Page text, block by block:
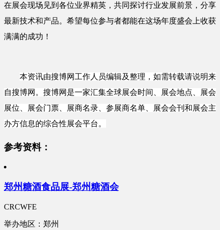
在展会现场见到各位业界精英，共同探讨行业发展前景，分享
最新技术和产品。希望每位参与者都能在这场年度盛会上收获
满满的成功！
本资讯由搜博网工作人员编辑及整理，如需转载请说明来
自搜博网。搜博网是一家汇集全球展会时间、展会地点、展会
展位、展会门票、展商名录、参展商名单、展会会刊和展会主
办方信息的综合性展会平台。
参考资料：
郑州糖酒食品展-郑州糖酒会
CRCWFE
举办地区：郑州